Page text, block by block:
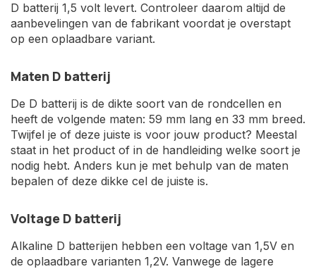
D batterij 1,5 volt levert. Controleer daarom altijd de
aanbevelingen van de fabrikant voordat je overstapt
op een oplaadbare variant.
Maten D batterij
De D batterij is de dikte soort van de rondcellen en
heeft de volgende maten: 59 mm lang en 33 mm breed.
Twijfel je of deze juiste is voor jouw product? Meestal
staat in het product of in de handleiding welke soort je
nodig hebt. Anders kun je met behulp van de maten
bepalen of deze dikke cel de juiste is.
Voltage D batterij
Alkaline D batterijen hebben een voltage van 1,5V en
de oplaadbare varianten 1,2V. Vanwege de lagere